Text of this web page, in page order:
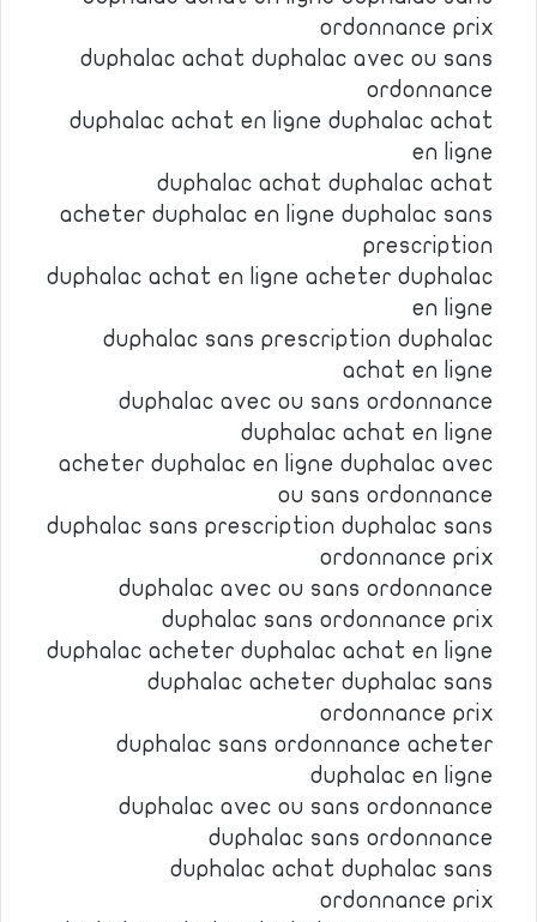
ordonnance prix
duphalac achat duphalac avec ou sans
ordonnance
duphalac achat en ligne duphalac achat
en ligne
duphalac achat duphalac achat
acheter duphalac en ligne duphalac sans
prescription
duphalac achat en ligne acheter duphalac
en ligne
duphalac sans prescription duphalac
achat en ligne
duphalac avec ou sans ordonnance
duphalac achat en ligne
acheter duphalac en ligne duphalac avec
ou sans ordonnance
duphalac sans prescription duphalac sans
ordonnance prix
duphalac avec ou sans ordonnance
duphalac sans ordonnance prix
duphalac acheter duphalac achat en ligne
duphalac acheter duphalac sans
ordonnance prix
duphalac sans ordonnance acheter
duphalac en ligne
duphalac avec ou sans ordonnance
duphalac sans ordonnance
duphalac achat duphalac sans
ordonnance prix